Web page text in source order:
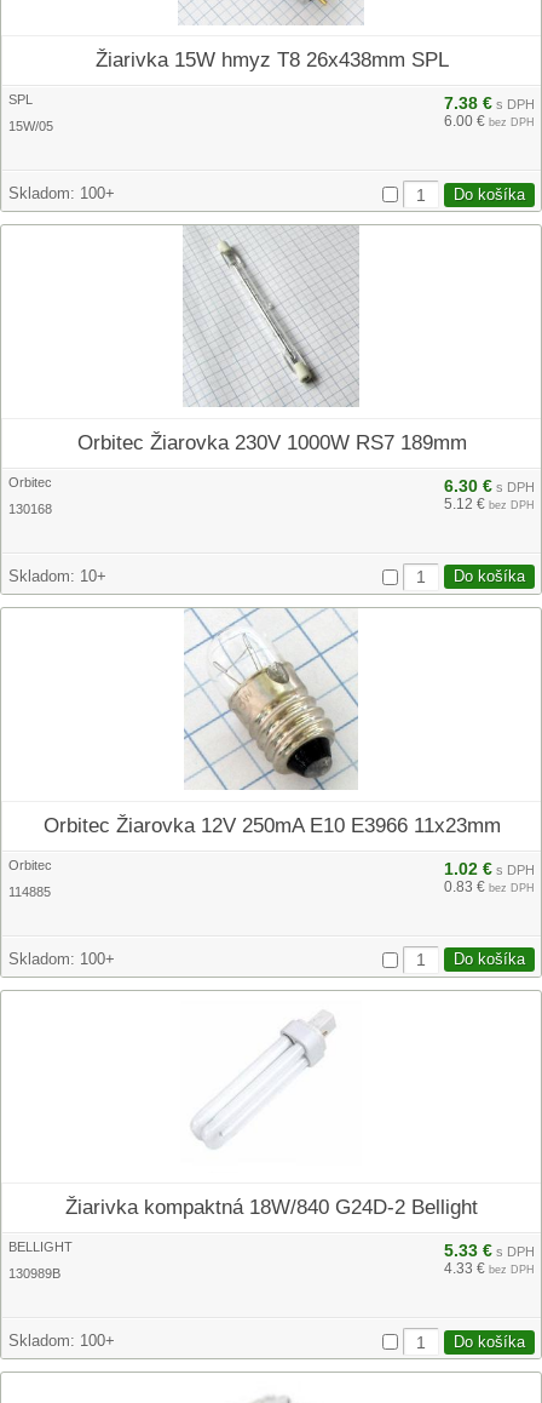
Žiarivka 15W hmyz T8 26x438mm SPL
SPL
15W/05
7.38 € s DPH
6.00 € bez DPH
Skladom: 100+
Orbitec Žiarovka 230V 1000W RS7 189mm
Orbitec
130168
6.30 € s DPH
5.12 € bez DPH
Skladom: 10+
Orbitec Žiarovka 12V 250mA E10 E3966 11x23mm
Orbitec
114885
1.02 € s DPH
0.83 € bez DPH
Skladom: 100+
Žiarivka kompaktná 18W/840 G24D-2 Bellight
BELLIGHT
130989B
5.33 € s DPH
4.33 € bez DPH
Skladom: 100+